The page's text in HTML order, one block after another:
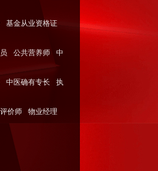
基金从业资格证
公共营养师 中
中医确有专长 执
价师 物业经理